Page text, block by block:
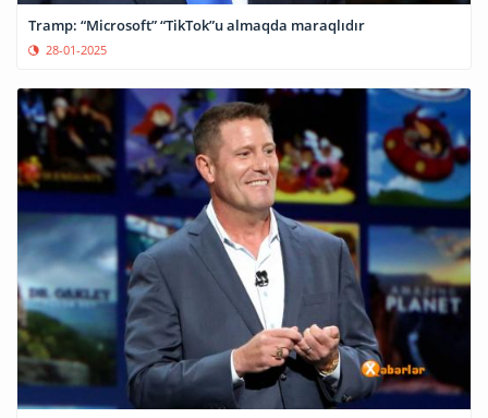
Tramp: “Microsoft” “TikTok”u almaqda maraqlıdır
28-01-2025